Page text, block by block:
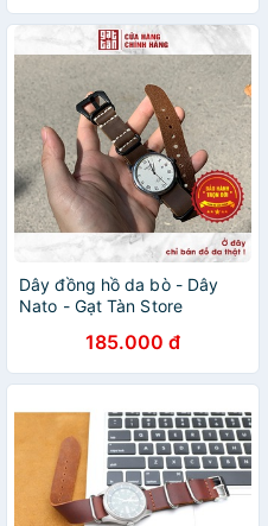
Dây đồng hồ da bò - Dây
Nato - Gạt Tàn Store
185.000 đ